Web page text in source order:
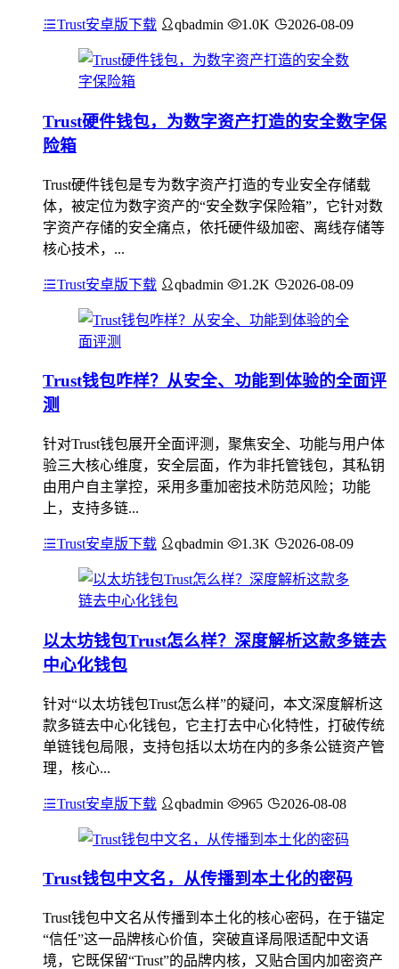
Trust安卓版下载 qbadmin 1.0K 2026-08-09
Trust硬件钱包，为数字资产打造的安全数字保
险箱
Trust硬件钱包是专为数字资产打造的专业安全存储载
体，被定位为数字资产的“安全数字保险箱”，它针对数
字资产存储的安全痛点，依托硬件级加密、离线存储等
核心技术，...
Trust安卓版下载 qbadmin 1.2K 2026-08-09
Trust钱包咋样？从安全、功能到体验的全面评
测
针对Trust钱包展开全面评测，聚焦安全、功能与用户体
验三大核心维度，安全层面，作为非托管钱包，其私钥
由用户自主掌控，采用多重加密技术防范风险；功能
上，支持多链...
Trust安卓版下载 qbadmin 1.3K 2026-08-09
以太坊钱包Trust怎么样？深度解析这款多链去
中心化钱包
针对“以太坊钱包Trust怎么样”的疑问，本文深度解析这
款多链去中心化钱包，它主打去中心化特性，打破传统
单链钱包局限，支持包括以太坊在内的多条公链资产管
理，核心...
Trust安卓版下载 qbadmin 965 2026-08-08
Trust钱包中文名，从传播到本土化的密码
Trust钱包中文名从传播到本土化的核心密码，在于锚定
“信任”这一品牌核心价值，突破直译局限适配中文语
境，它既保留“Trust”的品牌内核，又贴合国内加密资产